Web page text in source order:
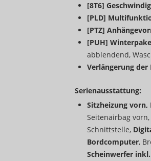
[8T6]
[PLD]
[PTZ]
[PUH]
abblendend,
Verlängerung der
Serienausstattung:
Sitzheizung
Seitenairbag vorn,
Schnittstelle,
Bordcomputer,
Scheinwerfer